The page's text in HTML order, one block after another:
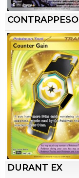
CONTRAPPESO
DURANT EX